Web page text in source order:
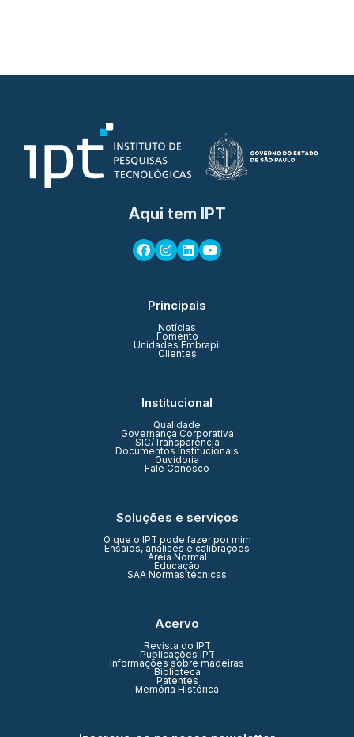
Aqui tem IPT
Principais
Notícias
Fomento
Unidades Embrapii
Clientes
Institucional
Qualidade
Governança Corporativa
SIC/Transparência
Documentos Institucionais
Ouvidoria
Fale Conosco
Soluções e serviços
O que o IPT pode fazer por mim
Ensaios, análises e calibrações
Areia Normal
Educação
SAA Normas técnicas
Acervo
Revista do IPT
Publicações IPT
Informações sobre madeiras
Biblioteca
Patentes
Memória Histórica